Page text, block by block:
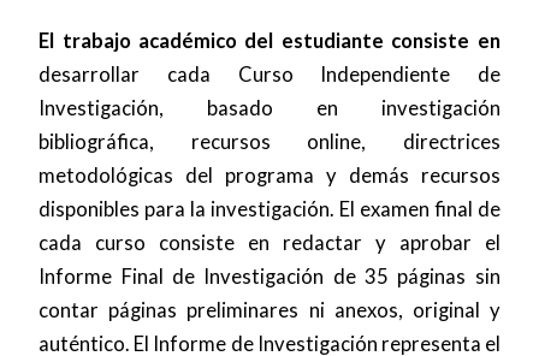
El trabajo académico del estudiante consiste en
desarrollar cada Curso Independiente de
Investigación, basado en investigación
bibliográfica, recursos online, directrices
metodológicas del programa y demás recursos
disponibles para la investigación. El examen final de
cada curso consiste en redactar y aprobar el
Informe Final de Investigación de 35 páginas sin
contar páginas preliminares ni anexos, original y
auténtico. El Informe de Investigación representa el